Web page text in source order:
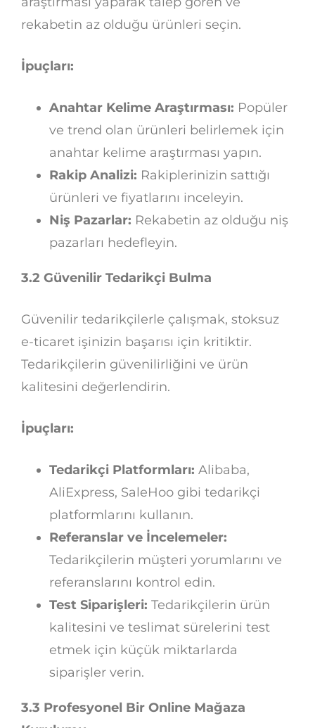
rekabetin az olduğu ürünleri seçin.
İpuçları:
Anahtar Kelime Araştırması: Popüler
ve trend olan ürünleri belirlemek için
anahtar kelime araştırması yapın.
Rakip Analizi: Rakiplerinizin sattığı
ürünleri ve fiyatlarını inceleyin.
Niş Pazarlar: Rekabetin az olduğu niş
pazarları hedefleyin.
3.2 Güvenilir Tedarikçi Bulma
Güvenilir tedarikçilerle çalışmak, stoksuz
e-ticaret işinizin başarısı için kritiktir.
Tedarikçilerin güvenilirliğini ve ürün
kalitesini değerlendirin.
İpuçları:
Tedarikçi Platformları: Alibaba,
AliExpress, SaleHoo gibi tedarikçi
platformlarını kullanın.
Referanslar ve İncelemeler:
Tedarikçilerin müşteri yorumlarını ve
referanslarını kontrol edin.
Test Siparişleri: Tedarikçilerin ürün
kalitesini ve teslimat sürelerini test
etmek için küçük miktarlarda
siparişler verin.
3.3 Profesyonel Bir Online Mağaza